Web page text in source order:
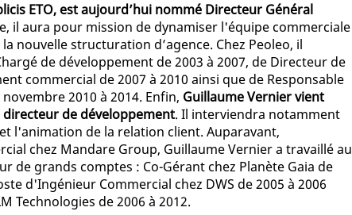
ETO, est aujourd’hui nommé Directeur Général
il aura pour mission de dynamiser l'équipe commerciale
nouvelle structuration d’agence. Chez Peoleo, il
de développement de 2003 à 2007, de Directeur de
commercial de 2007 à 2010 ainsi que de Responsable
2010 à 2014. Enfin, Guillaume Vernier vient
de développement. Il interviendra notamment
l'animation de la relation client. Auparavant,
chez Mandare Group, Guillaume Vernier a travaillé au
de grands comptes : Co-Gérant chez Planète Gaia de
d'Ingénieur Commercial chez DWS de 2005 à 2006
Technologies de 2006 à 2012.